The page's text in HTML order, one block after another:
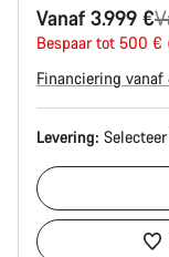
Vanaf 3.999 €
Originele
Prijs
Bespaar tot 500 €
Financiering
Levering: Selecteer